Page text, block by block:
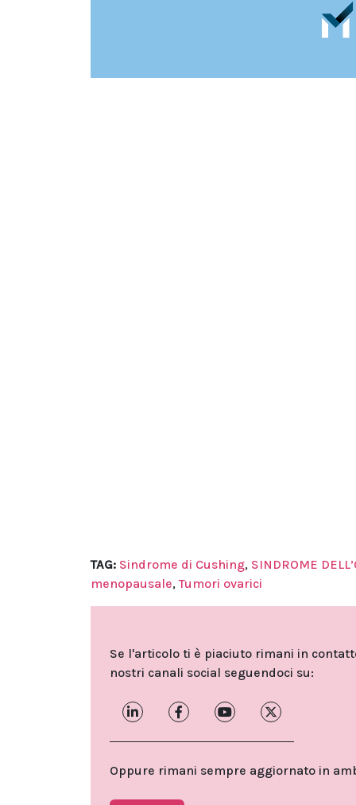
TAG: Sindrome di Cushing, SINDROME
menopausale,Tumori ovarici
Se l'articolo ti è piaciuto rimani in
nostri canali social seguendoci su:
Oppure rimani sempre aggiornato in